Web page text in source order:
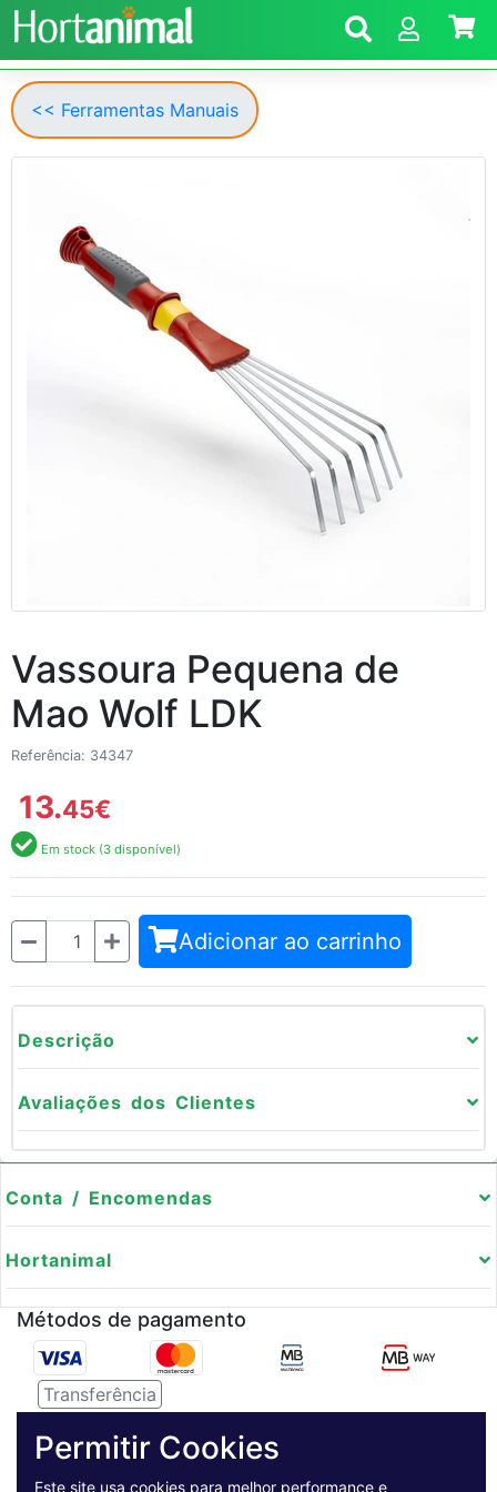
<< Ferramentas Manuais
Vassoura Pequena de
Mao Wolf LDK
Referência: 34347
13.45€
Em stock (3 disponível)
Quantidade Adicionar ao carrinho
Descrição
Avaliações dos Clientes
Conta / Encomendas
Hortanimal
Métodos de pagamento
Transferência
Permitir Cookies
Este site usa cookies para melhor performance e